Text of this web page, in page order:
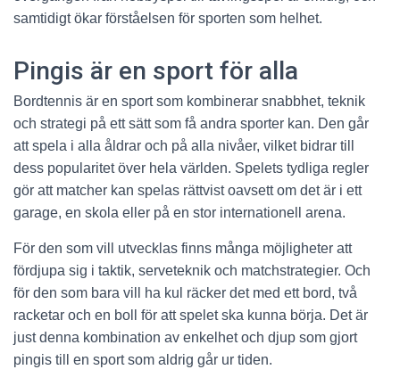
samtidigt ökar förståelsen för sporten som helhet.
Pingis är en sport för alla
Bordtennis är en sport som kombinerar snabbhet, teknik
och strategi på ett sätt som få andra sporter kan. Den går
att spela i alla åldrar och på alla nivåer, vilket bidrar till
dess popularitet över hela världen. Spelets tydliga regler
gör att matcher kan spelas rättvist oavsett om det är i ett
garage, en skola eller på en stor internationell arena.
För den som vill utvecklas finns många möjligheter att
fördjupa sig i taktik, serveteknik och matchstrategier. Och
för den som bara vill ha kul räcker det med ett bord, två
racketar och en boll för att spelet ska kunna börja. Det är
just denna kombination av enkelhet och djup som gjort
pingis till en sport som aldrig går ur tiden.